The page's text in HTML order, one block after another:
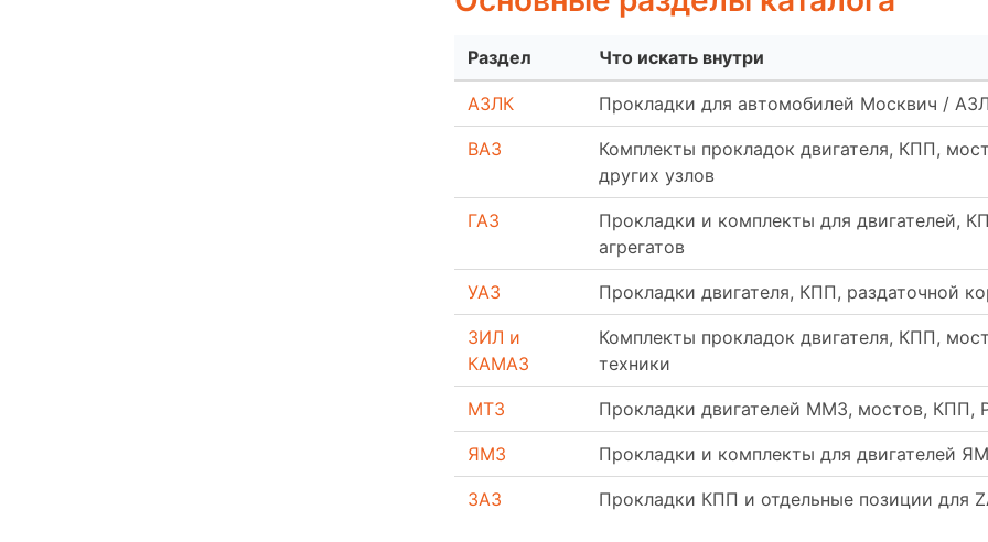
Раздел Что искать внутри
АЗЛК Прокладки для автомобилей Москвич /
ВАЗ
Комплекты прокладок двигателя, КПП,
других узлов
ГАЗ
Прокладки и комплекты для двигателей,
агрегатов
УАЗ Прокладки двигателя, КПП, раздаточной
ЗИЛ и
КАМАЗ
Комплекты прокладок двигателя, КПП,
техники
МТЗ Прокладки двигателей ММЗ, мостов, КПП,
ЯМЗ Прокладки и комплекты для двигателей
ЗАЗ Прокладки КПП и отдельные позиции для